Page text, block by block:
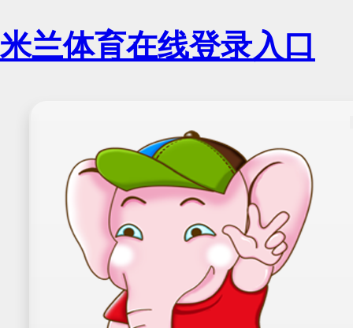
米兰体育在线登录入口